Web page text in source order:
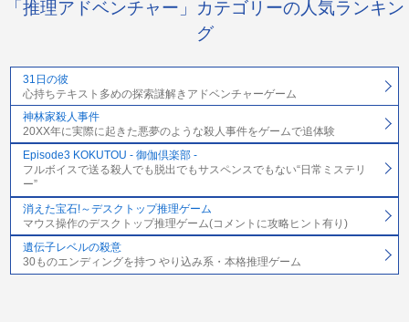
「推理アドベンチャー」カテゴリーの人気ランキン
グ
31日の彼
心持ちテキスト多めの探索謎解きアドベンチャーゲーム
神林家殺人事件
20XX年に実際に起きた悪夢のような殺人事件をゲームで追体験
Episode3 KOKUTOU - 御伽倶楽部 -
フルボイスで送る殺人でも脱出でもサスペンスでもない“日常ミステリ
ー”
消えた宝石!～デスクトップ推理ゲーム
マウス操作のデスクトップ推理ゲーム(コメントに攻略ヒント有り)
遺伝子レベルの殺意
30ものエンディングを持つ やり込み系・本格推理ゲーム